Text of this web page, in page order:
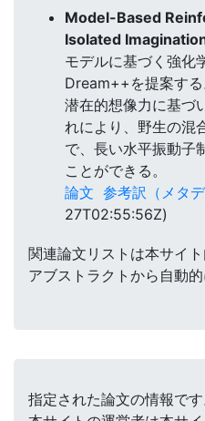
Model-Based
Isolated
モデルに基づく強化
Dream++を提案す
潜在的想像力に基づ
れにより、野生の混
で、長い水平振動子
ことができる。
論文 参考訳（メタデ
27T02:55:56Z)
関連論文リストは本サイ
アブストラクトから自動的
指定された論文の情報です